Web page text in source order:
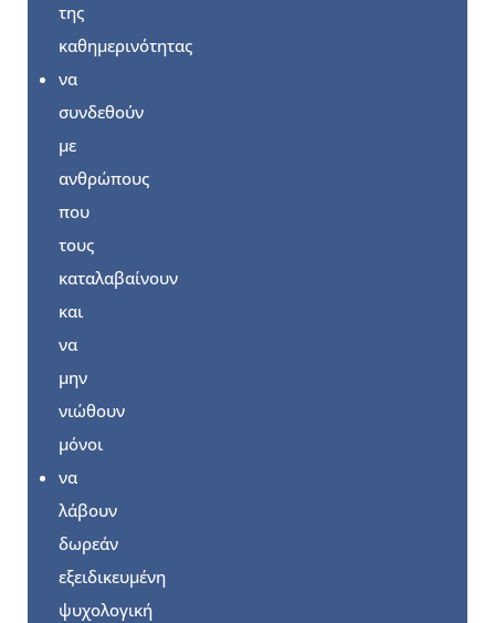
της
καθημερινότητας
να
συνδεθούν
με
ανθρώπους
που
τους
καταλαβαίνουν
και
να
μην
νιώθουν
μόνοι
να
λάβουν
δωρεάν
εξειδικευμένη
ψυχολογική